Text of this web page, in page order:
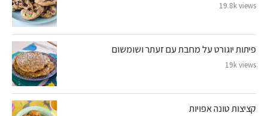
19.8k views
פיתות יוגורט על מחבת עם זעתר ושומשום
19k views
קציצות טונה אפויות